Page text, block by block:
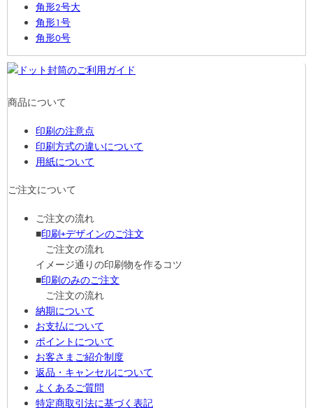
角形2号大
角形1号
角形0号
商品について
印刷の注意点
印刷方式の違いについて
用紙について
ご注文について
ご注文の流れ
■印刷+デザインのご注文
ご注文の流れ
イメージ通りの印刷物を作るコツ
■印刷のみのご注文
ご注文の流れ
納期について
お支払について
ポイントについて
お客さまご紹介制度
返品・キャンセルについて
よくあるご質問
特定商取引法に基づく表記